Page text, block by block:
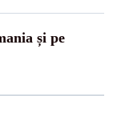
și pe